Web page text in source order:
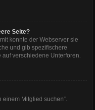
Seite?
konnte der Webserver sie
und gib spezifischere
verschiedene Unterforen.
einem Mitglied suchen“.